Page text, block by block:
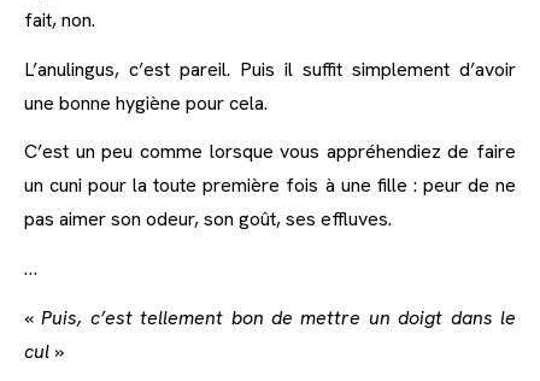
fait, non.
L’anulingus, c’est pareil. Puis il suffit simplement d’avoir
une bonne hygiène pour cela.
C’est un peu comme lorsque vous appréhendiez de faire
un cuni pour la toute première fois à une fille : peur de ne
pas aimer son odeur, son goût, ses effluves.
…
«Puis, c’est tellement bon de mettre un doigt dans le
cul »